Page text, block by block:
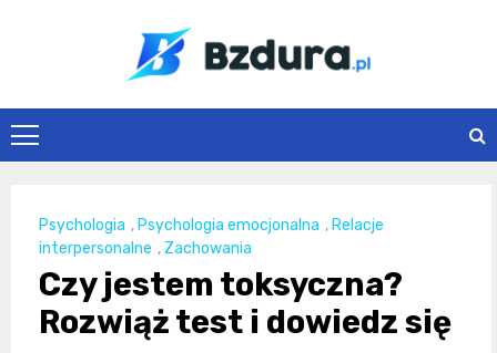
Bzdura.pl
Psychologia , Psychologia emocjonalna , Relacje
interpersonalne , Zachowania
Czy jestem toksyczna?
Rozwiąż test i dowiedz się